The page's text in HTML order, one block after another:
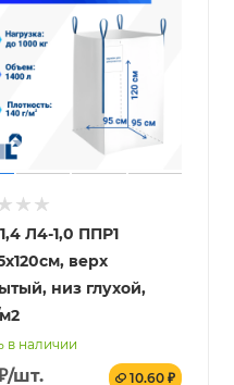
Л4-1,0 ППР1
верх
низ глухой,
в наличии
/шт. 10.60 ₽